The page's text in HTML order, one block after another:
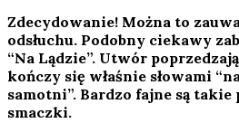
Zdecydowanie! Można to
odsłuchu. Podobny ciekawy
“Na Lądzie”. Utwór
kończy się właśnie słowami
samotni”. Bardzo fajne są
smaczki.